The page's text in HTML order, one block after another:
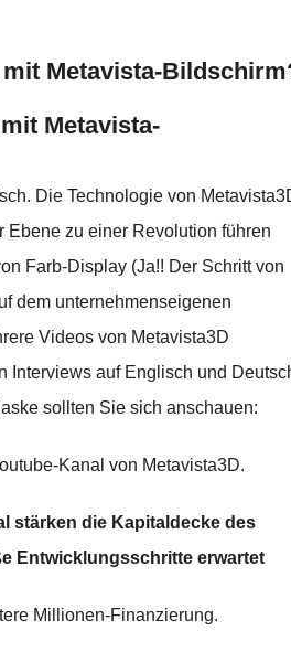
Metavista-
Metavista-
Die Technologie von
Ebene zu einer Revolution führen
Farb-Display (Ja!! Der Schritt von
dem unternehmenseigenen
Videos von Metavista3D
Interviews auf Englisch und
sollten Sie sich anschauen:
Kanal von Metavista3D.
stärken die Kapitaldecke des
Entwicklungsschritte erwartet
Millionen-Finanzierung.